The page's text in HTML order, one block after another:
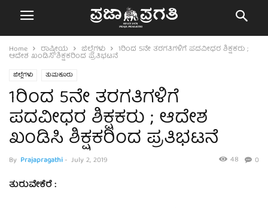
Home ರಾಷ್ಟ್ರೀಯ ಜಿಲ್ಲೆಗಳು 1ರಿಂದ 5ನೇ ತರಗತಿಗಳಿಗೆ ಪದವೀಧರ ಶಿಕ್ಷಕರು ;
ಆದೇಶ ಖಂಡಿಸಿ ಶಿಕ್ಷಕರಿಂದ ಪ್ರತಿಭಟನೆ
ಜಿಲ್ಲೆಗಳು ತುಮಕೂರು
1ರಿಂದ 5ನೇ ತರಗತಿಗಳಿಗೆ
ಪದವೀಧರ ಶಿಕ್ಷಕರು ; ಆದೇಶ
ಖಂಡಿಸಿ ಶಿಕ್ಷಕರಿಂದ ಪ್ರತಿಭಟನೆ
By Prajapragathi- July 2, 2019 0
48
ತುರುವೇಕೆರೆ :